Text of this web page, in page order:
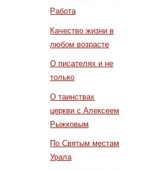
Работа
Качество жизни в
любом возрасте
О писателях и не
только
О таинствах
церкви с Алексеем
Рыжковым
По Святым местам
Урала